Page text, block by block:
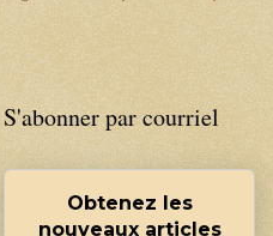
S'abonner par courriel
Obtenez les
nouveaux articles